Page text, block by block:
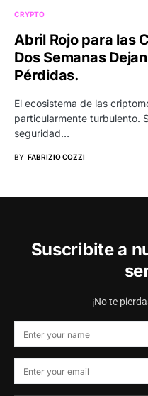
CRYPTO
Abril Rojo para las
Dos Semanas
Pérdidas.
El ecosistema de las
particularmente turbulento.
seguridad…
BY FABRIZIO COZZI
Suscribite a
¡No te